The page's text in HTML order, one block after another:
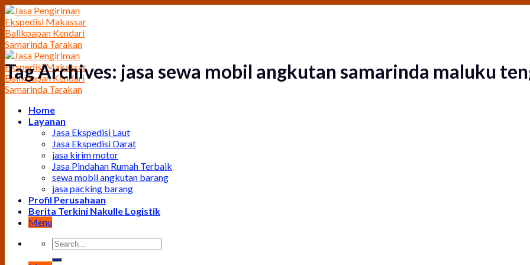
Skip
to
content
Home
Layanan
Jasa Ekspedisi Laut
Jasa Ekspedisi Darat
jasa kirim motor
Jasa Pindahan Rumah Terbaik
sewa mobil angkutan barang
jasa packing barang
Profil Perusahaan
Berita Terkini Nakulle Logistik
Menu
Tag Archives: jasa sewa mobil angkutan samarinda maluku